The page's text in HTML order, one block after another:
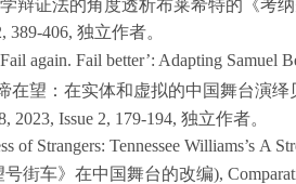
辩证法的角度透析布莱希特的《考
389-406, 独立作者。
again. Fail better’: Adapting Samuel
在望：在实体和虚拟的中国舞台演绎
2023, Issue 2, 179-194, 独立作者。
of Strangers: Tennessee Williams’s A
号街车》在中国舞台的改编),